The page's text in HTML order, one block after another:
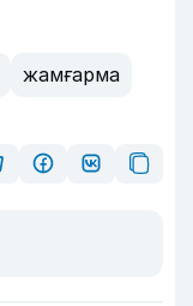
жамғарма